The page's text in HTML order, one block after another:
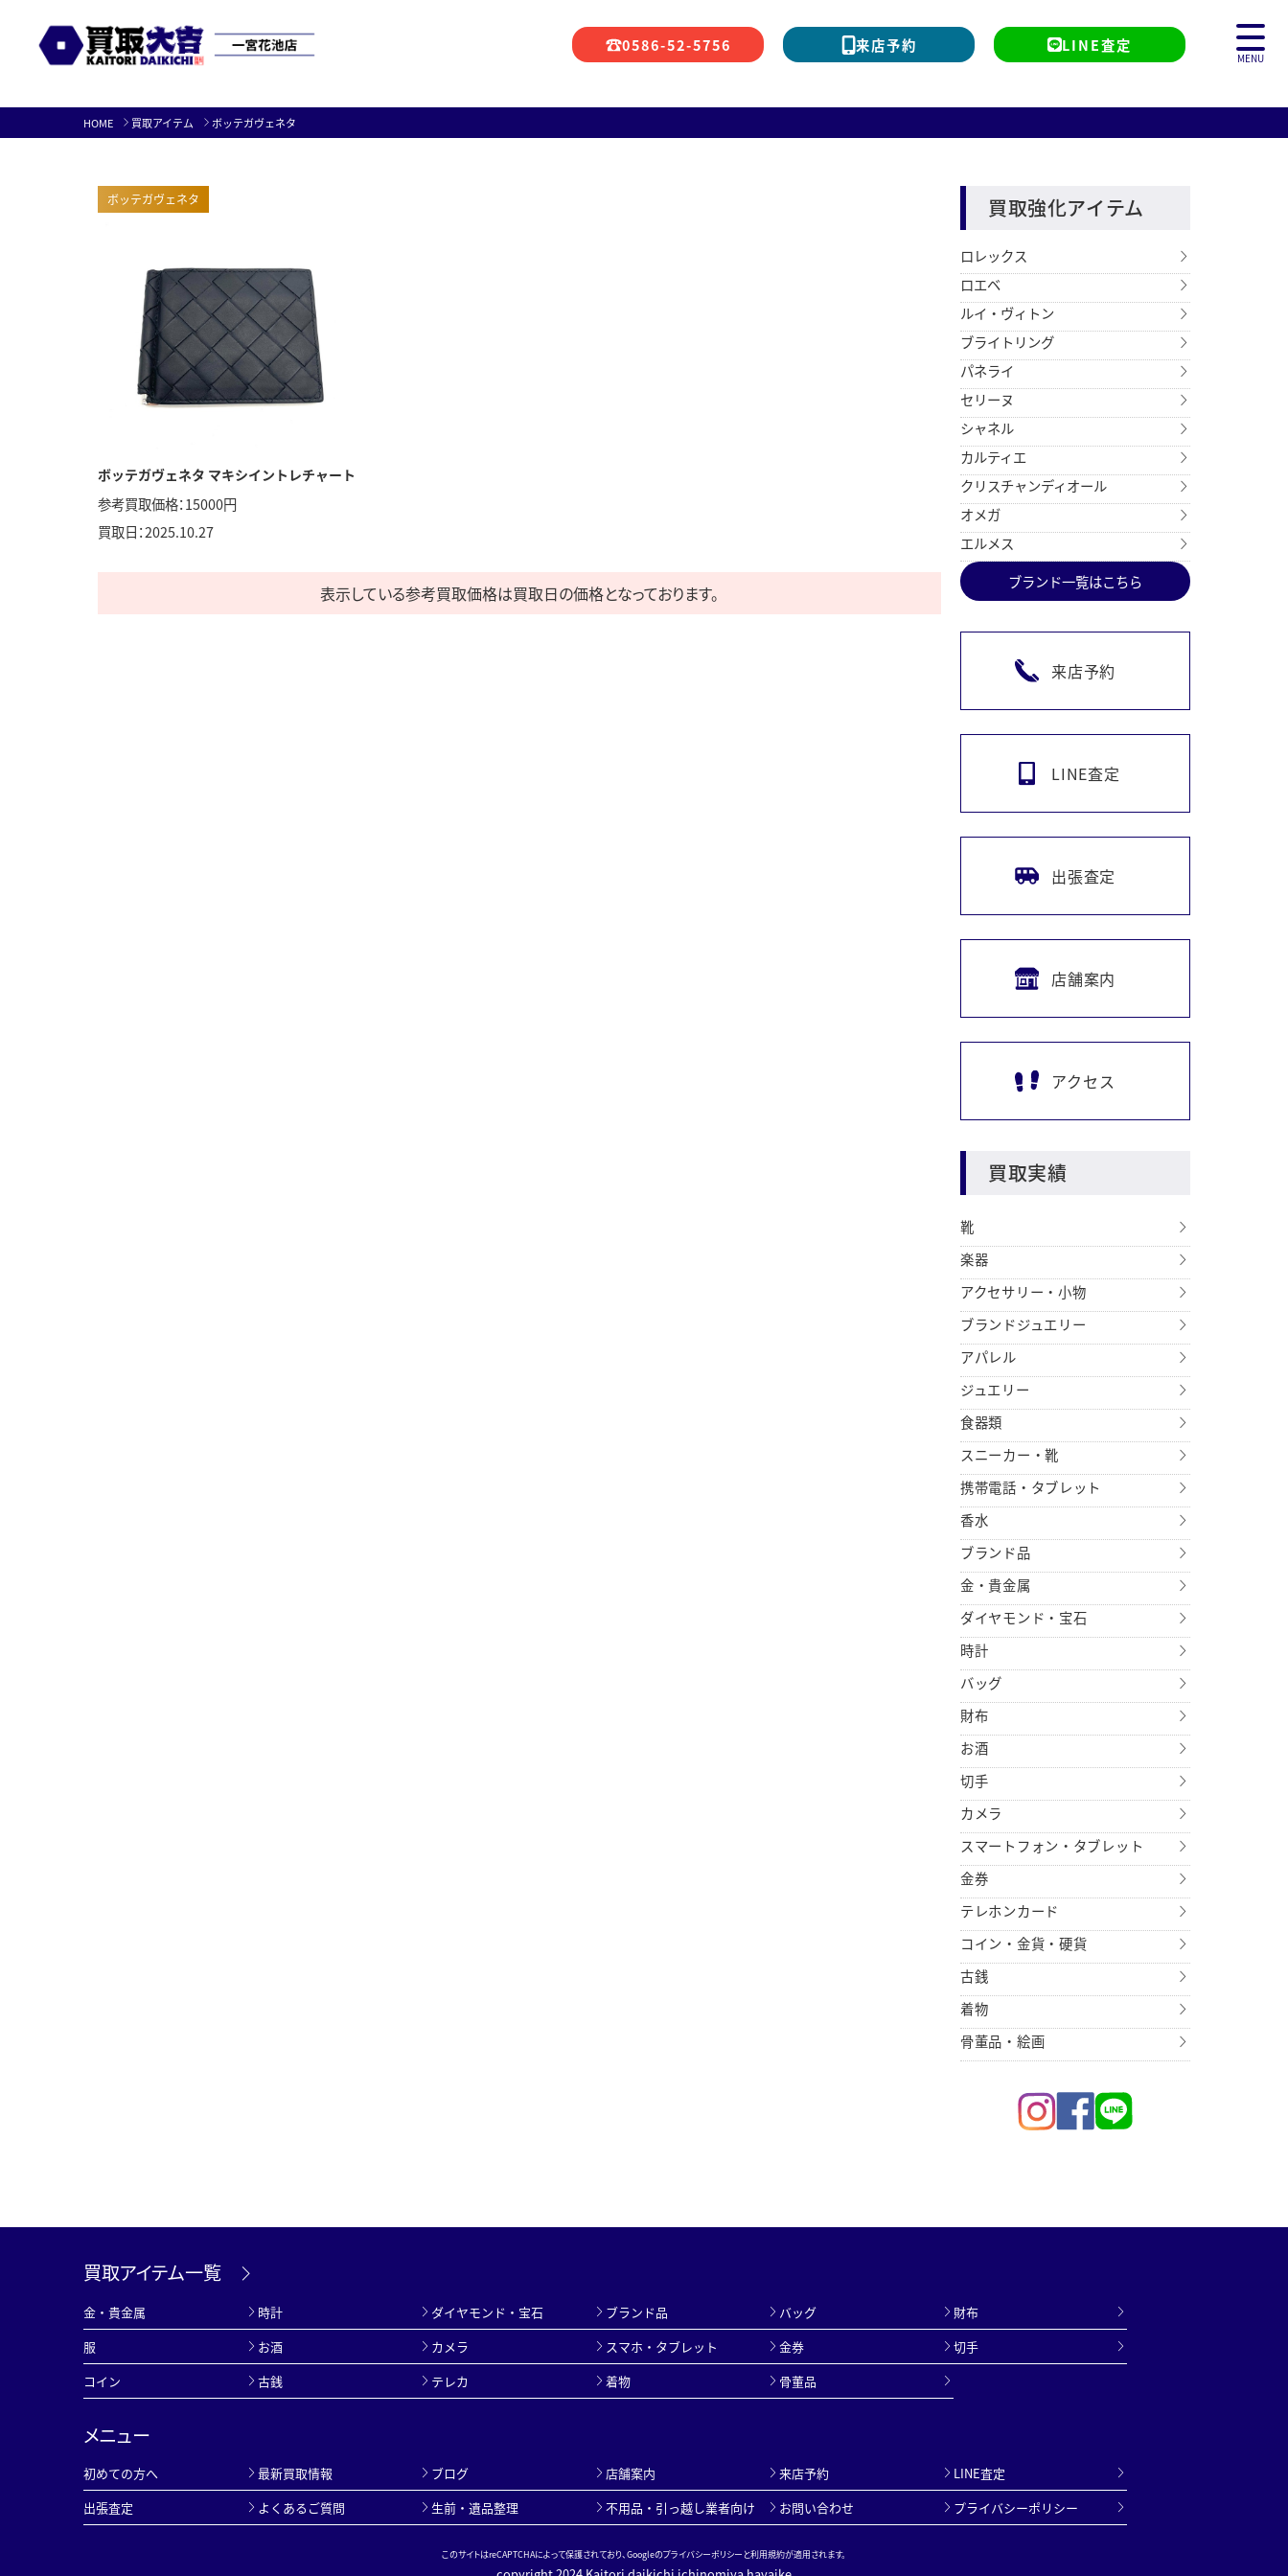
to
0586-52-5756 来店予約 LINE査定
MENU
HOME 買取アイテム ボッテガヴェネタ
ボッテガヴェネタ
ボッテガヴェネタ マキシイントレチャート
参考買取価格：15000円
買取日：2025.10.27
表示している参考買取価格は買取日の価格となっております。
買取強化アイテム
ロレックス
ロエベ
ルイ・ヴィトン
ブライトリング
パネライ
セリーヌ
シャネル
カルティエ
クリスチャンディオール
オメガ
エルメス
ブランド一覧はこちら
来店予約
LINE査定
出張査定
店舗案内
アクセス
買取実績
靴
楽器
アクセサリー・小物
ブランドジュエリー
アパレル
ジュエリー
食器類
スニーカー・靴
携帯電話・タブレット
香水
ブランド品
金・貴金属
ダイヤモンド・宝石
時計
バッグ
財布
お酒
切手
カメラ
スマートフォン・タブレット
金券
テレホンカード
コイン・金貨・硬貨
古銭
着物
骨董品・絵画
買取アイテム一覧
金・貴金属 時計 ダイヤモンド・宝石 ブランド品 バッグ
財布
服
お酒 カメラ スマホ・タブレット 金券
切手
コイン
古銭 テレカ 着物 骨董品
メニュー
初めての方へ 最新買取情報 ブログ 店舗案内 来店予約
LINE査定
出張査定
よくあるご質問 生前・遺品整理 不用品・引っ越し業者向け お問い合わせ プライバシーポリシー
このサイトはreCAPTCHAによって保護されており、Googleのプライバシーポリシーと利用規約が適用されます。